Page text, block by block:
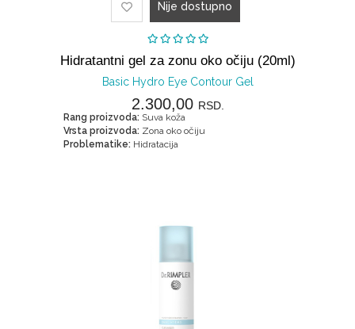
Nije dostupno
Hidratantni gel za zonu oko očiju (20ml)
Basic Hydro Eye Contour Gel
2.300,00 RSD.
Rang proizvoda: Suva koža
Vrsta proizvoda: Zona oko očiju
Problematike: Hidratacija